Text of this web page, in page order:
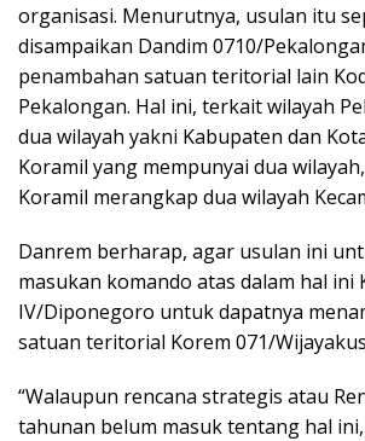
organisasi. Menurutnya, usulan itu
disampaikan Dandim 0710/
penambahan satuan teritorial lain
Pekalongan. Hal ini, terkait wilayah
dua wilayah yakni Kabupaten dan
Koramil yang mempunyai dua
Koramil merangkap dua wilayah
Danrem berharap, agar usulan ini
masukan komando atas dalam hal ini
IV/Diponegoro untuk dapatnya
satuan teritorial Korem 071/
“Walaupun rencana strategis atau
tahunan belum masuk tentang hal